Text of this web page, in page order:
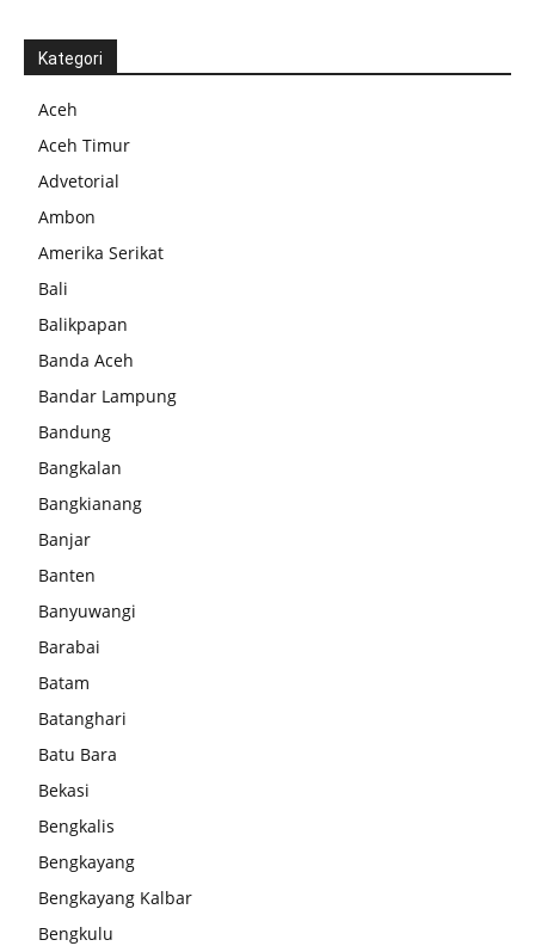
Kategori
Aceh
Aceh Timur
Advetorial
Ambon
Amerika Serikat
Bali
Balikpapan
Banda Aceh
Bandar Lampung
Bandung
Bangkalan
Bangkianang
Banjar
Banten
Banyuwangi
Barabai
Batam
Batanghari
Batu Bara
Bekasi
Bengkalis
Bengkayang
Bengkayang Kalbar
Bengkulu